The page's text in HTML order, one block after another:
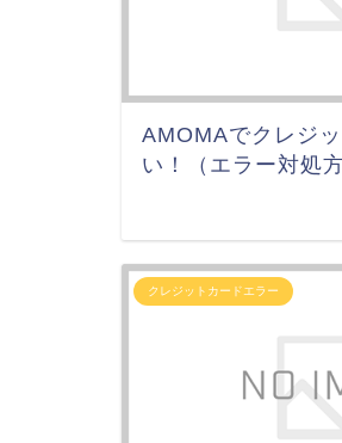
AMOMAでクレジ
い！（エラー対処方
クレジットカードエラー